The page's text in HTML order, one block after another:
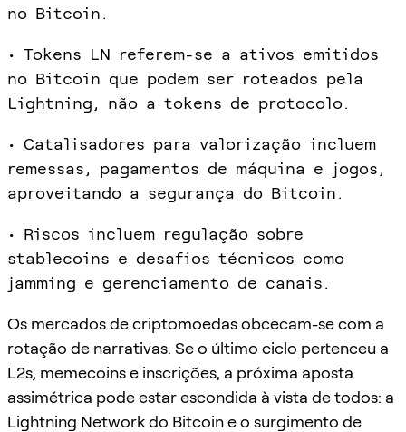
no Bitcoin.
• Tokens LN referem-se a ativos emitidos
no Bitcoin que podem ser roteados pela
Lightning, não a tokens de protocolo.
• Catalisadores para valorização incluem
remessas, pagamentos de máquina e jogos,
aproveitando a segurança do Bitcoin.
• Riscos incluem regulação sobre
stablecoins e desafios técnicos como
jamming e gerenciamento de canais.
Os mercados de criptomoedas obcecam-se com a
rotação de narrativas. Se o último ciclo pertenceu a
L2s, memecoins e inscrições, a próxima aposta
assimétrica pode estar escondida à vista de todos: a
Lightning Network do Bitcoin e o surgimento de